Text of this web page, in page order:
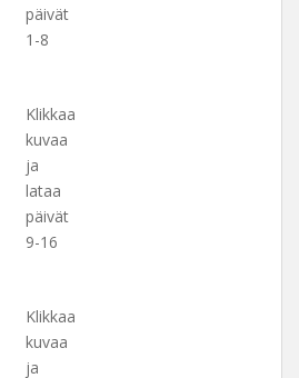
päivät
1-8
Klikkaa
kuvaa
ja
lataa
päivät
9-16
Klikkaa
kuvaa
ja